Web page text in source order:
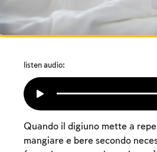
listen audio:
Quando il digiuno mette a
mangiare e bere secondo